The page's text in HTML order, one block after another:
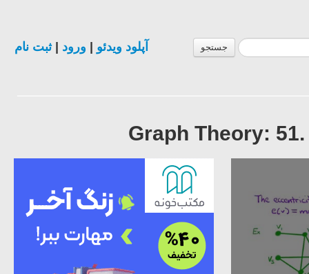
جستجو آپلود ویدئو ورود |ثبت نام
Graph Theory: